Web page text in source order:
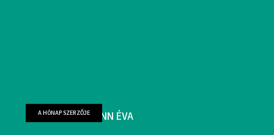
FARKAS WELLMANN ÉVA
A HÓNAP SZERZŐJE